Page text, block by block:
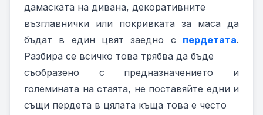
дамаската на дивана, декоративните
възглавнички или покривката за маса да
бъдат в един цвят заедно с пердетата.
Разбира се всичко това трябва да бъде
съобразено с предназначението и
големината на стаята, не поставяйте едни и
същи пердета в цялата къща това е често